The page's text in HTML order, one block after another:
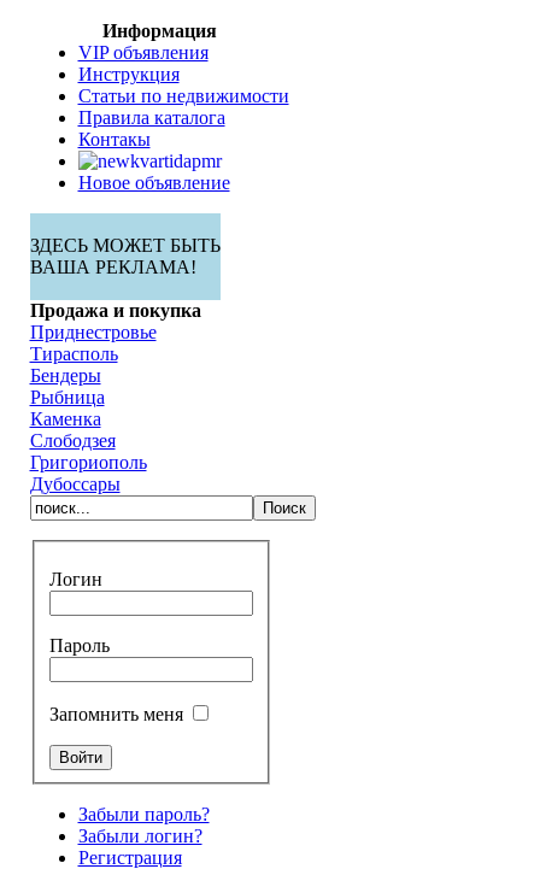
Информация
VIP объявления
Инструкция
Статьи по недвижимости
Правила каталога
Контакы
Новое объявление
ЗДЕСЬ МОЖЕТ БЫТЬ
ВАША РЕКЛАМА!
Продажа и покупка
Приднестровье
Тирасполь
Бендеры
Рыбница
Каменка
Слободзея
Григориополь
Дубоссары
Логин
Пароль
Запомнить меня
Забыли пароль?
Забыли логин?
Регистрация